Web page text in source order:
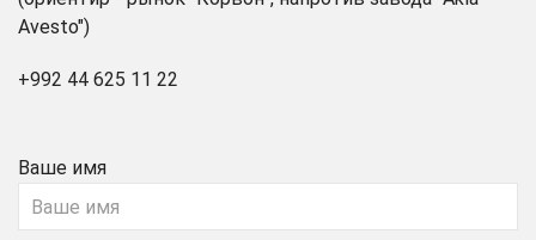
Avesto")
+992 44 625 11 22
Ваше имя